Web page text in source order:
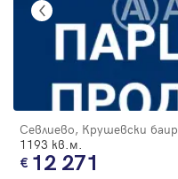
Севлиево, Крушевски баир
1193 кв.м.
12 271